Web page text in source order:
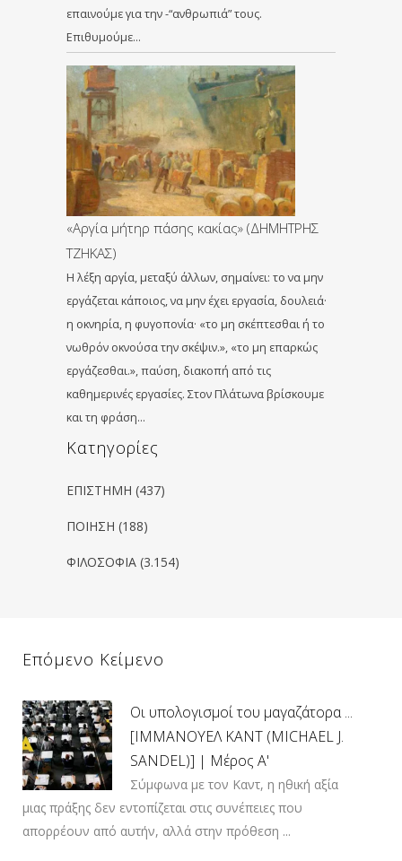
επαινούμε για την -“ανθρωπιά” τους.
Επιθυμούμε…
«Αργία μήτηρ πάσης κακίας» (ΔΗΜΗΤΡΗΣ
ΤΖΗΚΑΣ)
Η λέξη αργία, μεταξύ άλλων, σημαίνει: το να μην
εργάζεται κάποιος, να μην έχει εργασία, δουλειά·
η οκνηρία, η φυγοπονία· «το μη σκέπτεσθαι ή το
νωθρόν οκνούσα την σκέψιν.», «το μη επαρκώς
εργάζεσθαι.», παύση, διακοπή από τις
καθημερινές εργασίες. Στον Πλάτωνα βρίσκουμε
και τη φράση…
Kατηγορίες
ΕΠΙΣΤΗΜΗ (437)
ΠΟΙΗΣΗ (188)
ΦΙΛΟΣΟΦΙΑ (3.154)
Επόμενο Κείμενο
Οι υπολογισμοί του μαγαζάτορα ...
[ΙΜΜΑΝΟΥΕΛ ΚΑΝΤ (MICHAEL J.
SANDEL)] | Μέρος Α'
Σύμφωνα με τον Καντ, η ηθική αξία
μιας πράξης δεν εντοπίζεται στις συνέπειες που
απορρέουν από αυτήν, αλλά στην πρόθεση ...